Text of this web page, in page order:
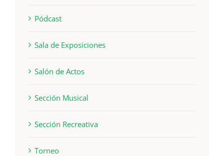
Pódcast
Sala de Exposiciones
Salón de Actos
Sección Musical
Sección Recreativa
Torneo